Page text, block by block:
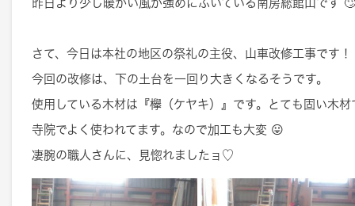
昨日より少し暖かい風が強めにふいている南房総館山です 🙄
さて、今日は本社の地区の祭礼の主役、山車改修工事です！
今回の改修は、下の土台を一回り大きくなるそうです。
使用している木材は『欅（ケヤキ）』です。とても固い木材
寺院でよく使われてます。なので加工も大変 😛
凄腕の職人さんに、見惚れましたョ♡